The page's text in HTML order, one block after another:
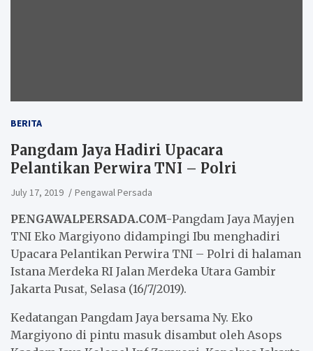
BERITA
Pangdam Jaya Hadiri Upacara
Pelantikan Perwira TNI – Polri
July 17, 2019 Pengawal Persada
PENGAWALPERSADA.COM-Pangdam Jaya Mayjen
TNI Eko Margiyono didampingi Ibu menghadiri
Upacara Pelantikan Perwira TNI – Polri di halaman
Istana Merdeka RI Jalan Merdeka Utara Gambir
Jakarta Pusat, Selasa (16/7/2019).
Kedatangan Pangdam Jaya bersama Ny. Eko
Margiyono di pintu masuk disambut oleh Asops